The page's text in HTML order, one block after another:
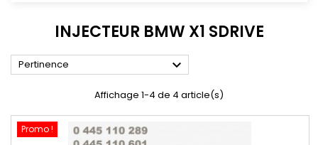
INJECTEUR BMW X1 SDRIVE
Pertinence 
Affichage 1-4 de 4 article(s)
Promo !